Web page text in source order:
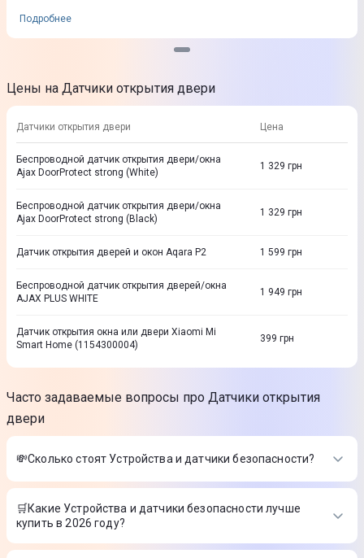
Подробнее
Цены на Датчики открытия двери
Датчики открытия двери Цена
Беспроводной датчик открытия двери/окна
Ajax DoorProtect strong (White)
1 329 грн
Беспроводной датчик открытия двери/окна
Ajax DoorProtect strong (Black)
1 329 грн
Датчик открытия дверей и окон Aqara P2 1 599 грн
Беспроводной датчик открытия дверей/окна
AJAX PLUS WHITE
1 949 грн
Датчик открытия окна или двери Xiaomi Mi
Smart Home (1154300004)
399 грн
Часто задаваемые вопросы про Датчики открытия
двери
💸Сколько стоят Устройства и датчики безопасности?
Стоимость товаров в категории Устройства и датчики
безопасности в интернет-магазине Цитрус
Умный датчик природного газа Aqara JT-BZ-03AQ/A
2 899 ₴
🛒Какие Устройства и датчики безопасности лучше
купить в 2026 году?
Самые лучшие Устройства и датчики безопасности в 2026